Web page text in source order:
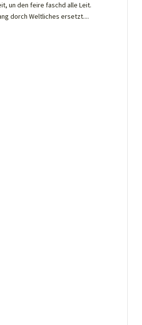
un den feire faschd alle Leit.
dorch Weltliches ersetzt....